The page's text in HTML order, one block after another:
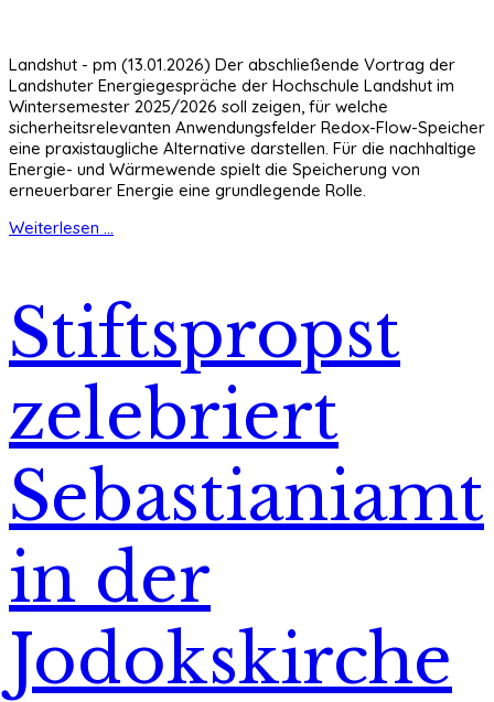
Landshut - pm (13.01.2026) Der abschließende Vortrag der
Landshuter Energiegespräche der Hochschule Landshut im
Wintersemester 2025/2026 soll zeigen, für welche
sicherheitsrelevanten Anwendungsfelder Redox-Flow-Speicher
eine praxistaugliche Alternative darstellen. Für die nachhaltige
Energie- und Wärmewende spielt die Speicherung von
erneuerbarer Energie eine grundlegende Rolle.
Weiterlesen ...
Stiftspropst
zelebriert
Sebastianiamt
in der
Jodokskirche